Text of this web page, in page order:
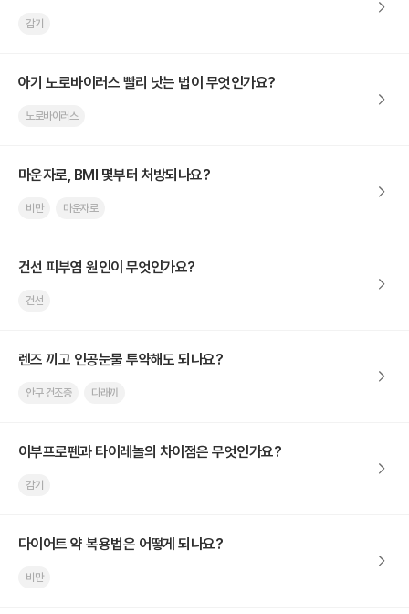
감기
아기 노로바이러스 빨리 낫는 법이 무엇인가요?
노로바이러스
마운자로, BMI 몇부터 처방되나요?
비만 마운자로
건선 피부염 원인이 무엇인가요?
건선
렌즈 끼고 인공눈물 투약해도 되나요?
안구 건조증 다래끼
이부프로펜과 타이레놀의 차이점은 무엇인가요?
감기
다이어트 약 복용법은 어떻게 되나요?
비만